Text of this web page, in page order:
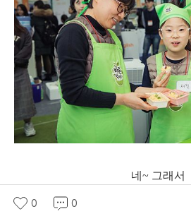
네~ 그래서
0 0